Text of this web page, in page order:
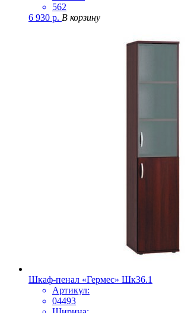
562
6 930 р. В корзину
Шкаф-пенал «Гермес» Шк36.1
Артикул:
04493